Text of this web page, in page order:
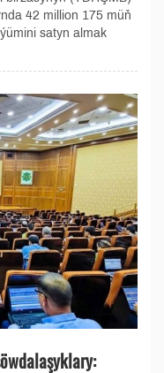
42 million 175 müň
satyn almak